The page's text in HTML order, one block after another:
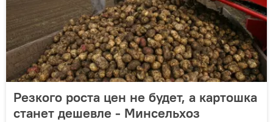
Резкого роста цен не будет, а картошка
станет дешевле - Минсельхоз